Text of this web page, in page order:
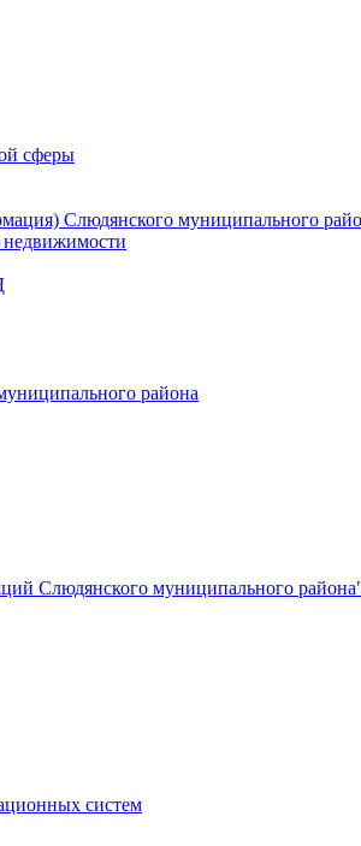
сферы
Слюдянского муниципального
недвижимости
района
Слюдянского муниципального
систем